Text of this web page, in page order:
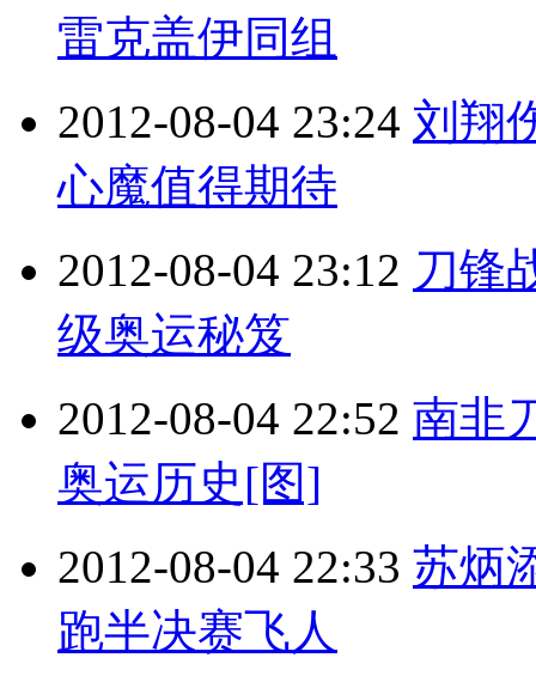
雷克盖伊同组
2012-08-04 23:24 刘翔
心魔值得期待
2012-08-04 23:12 刀锋
级奥运秘笈
2012-08-04 22:52 南非
奥运历史[图]
2012-08-04 22:33 苏炳
跑半决赛飞人